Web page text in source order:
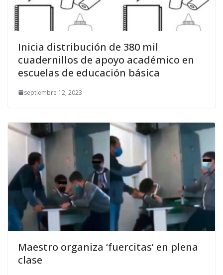
Inicia distribución de 380 mil
cuadernillos de apoyo académico en
escuelas de educación básica
septiembre 12, 2023
Maestro organiza ‘fuercitas’ en plena
clase